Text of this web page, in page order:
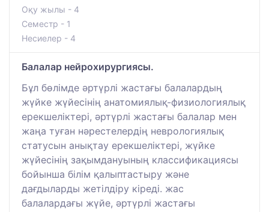
Оқу жылы - 4
Семестр - 1
Несиелер - 4
Балалар нейрохирургиясы.
Бұл бөлімде әртүрлі жастағы балалардың
жүйке жүйесінің анатомиялық-физиологиялық
ерекшеліктері, әртүрлі жастағы балалар мен
жаңа туған нәрестелердің неврологиялық
статусын анықтау ерекшеліктері, жүйке
жүйесінің зақымдануының классификациясы
бойынша білім қалыптастыру және
дағдыларды жетілдіру кіреді. жас
балалардағы жүйе, әртүрлі жастағы